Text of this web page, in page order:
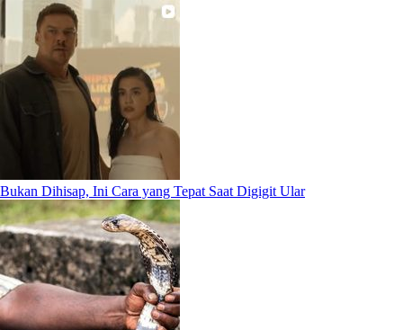
Bukan Dihisap, Ini Cara yang Tepat Saat Digigit Ular